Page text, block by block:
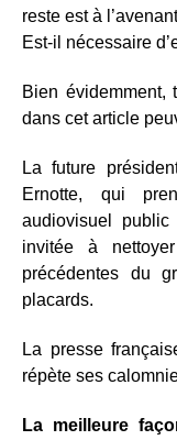
reste est à
Est-il nécessaire
Bien évidemment,
dans cet article
La future
Ernotte, qui
audiovisuel
invitée à
précédentes du
placards.
La presse
répète ses
La meilleure